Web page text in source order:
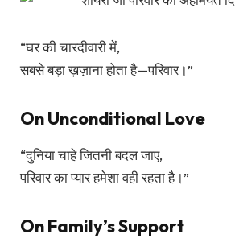
“घर की चारदीवारी में,
सबसे बड़ा ख़ज़ाना होता है—परिवार।”
On Unconditional Love
“दुनिया चाहे जितनी बदल जाए,
परिवार का प्यार हमेशा वही रहता है।”
On Family’s Support